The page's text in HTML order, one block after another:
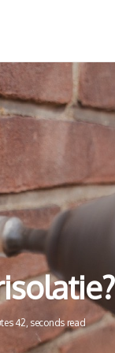
42, seconds read